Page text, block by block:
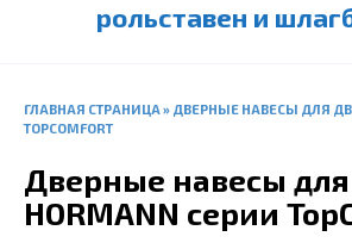
рольставен и
ГЛАВНАЯ СТРАНИЦА» ДВЕРНЫЕ НАВЕСЫ ДЛЯ
TOPCOMFORT
Дверные навесы
HORMANN серии